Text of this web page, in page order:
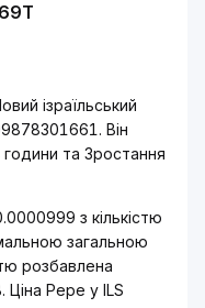
ізраїльський
Він
та Зростання
з кількістю
загальною
розбавлена
Pepe у ILS